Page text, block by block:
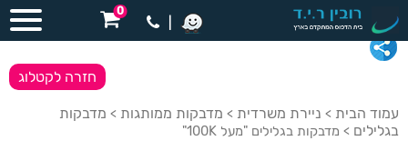
0
עמוד הבית > ניירת משרדית > מדבקות ממותגות > מדבקות
בגלילים > מדבקות בגלילים "מעל 100K"
חזרה לקטלוג